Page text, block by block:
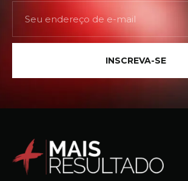
INSCREVA-SE